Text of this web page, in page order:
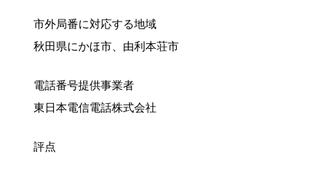
市外局番に対応する地域
秋田県にかほ市、由利本荘市
電話番号提供事業者
東日本電信電話株式会社
評点